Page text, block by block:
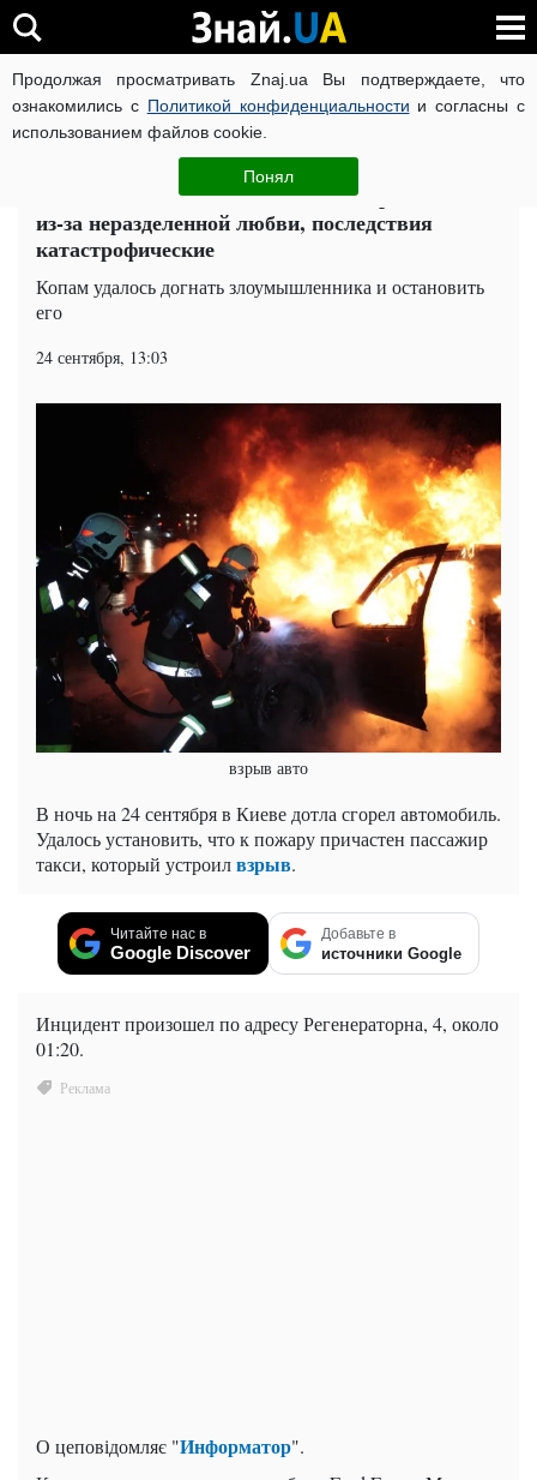
Продолжая просматривать Znaj.ua Вы подтверждаете, что
ознакомились с Политикой конфиденциальности и согласны с
использованием файлов cookie.
Понял
ВОЙНА РОССИИ ПРОТИВ УКРАИНЫ КОРОНАВИРУС В
ЧИТАТИ УКРАЇНСЬКОЮ
В Киеве семьянин начинил авто взрывчаткой
из-за неразделенной любви, последствия
катастрофические
Копам удалось догнать злоумышленника и остановить
его
24 сентября, 13:03
взрыв авто
В ночь на 24 сентября в Киеве дотла сгорел автомобиль.
Удалось установить, что к пожару причастен пассажир
такси, который устроилвзрыв.
Читайте нас в
Google Discover
Добавьте в
источники Google
Инцидент произошел по адресу Регенераторна, 4, около
01:20.
О цеповідомляє "Информатор".